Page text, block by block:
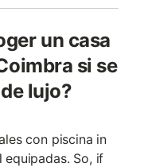
un casa
si se
lujo?
con piscina in
So, if